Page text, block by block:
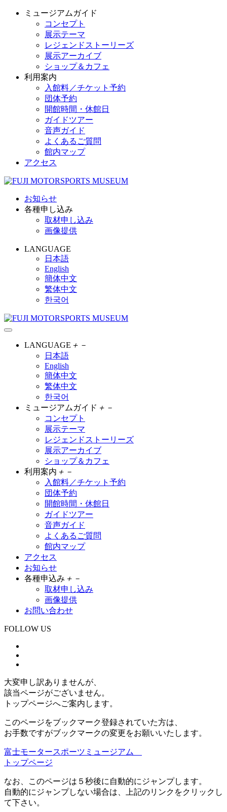
ミュージアムガイド
コンセプト
展示テーマ
レジェンドストーリーズ
展示アーカイブ
ショップ＆カフェ
利用案内
入館料／チケット予約
団体予約
開館時間・休館日
ガイドツアー
音声ガイド
よくあるご質問
館内マップ
アクセス
お知らせ
各種申し込み
取材申し込み
画像提供
LANGUAGE
日本語
English
簡体中文
繁体中文
한국어
LANGUAGE ＋ －
日本語
English
簡体中文
繁体中文
한국어
ミュージアムガイド ＋ －
コンセプト
展示テーマ
レジェンドストーリーズ
展示アーカイブ
ショップ＆カフェ
利用案内 ＋ －
入館料／チケット予約
団体予約
開館時間・休館日
ガイドツアー
音声ガイド
よくあるご質問
館内マップ
アクセス
お知らせ
各種申込み ＋ －
取材申し込み
画像提供
お問い合わせ
FOLLOW US
大変申し訳ありませんが、
該当ページがございません。
トップページへご案内します。
このページをブックマーク登録されていた方は、
お手数ですがブックマークの変更をお願いいたします。
富士モータースポーツミュージアム
トップページ
なお、このページは５秒後に自動的にジャンプします。
自動的にジャンプしない場合は、上記のリンクをクリックし
て下さい。